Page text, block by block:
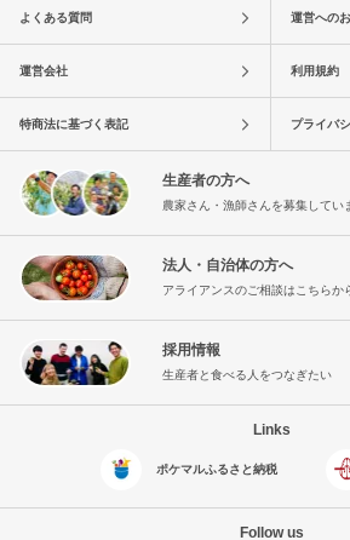
よくある質問 運営への
運営会社 利用規約
特商法に基づく表記 プライバ
生産者の方へ
農家さん・漁師さんを募集してい
法人・自治体の方へ
アライアンスのご相談はこちらか
採用情報
生産者と食べる人をつなぎたい
Links
ポケマルふるさと納税
Follow us